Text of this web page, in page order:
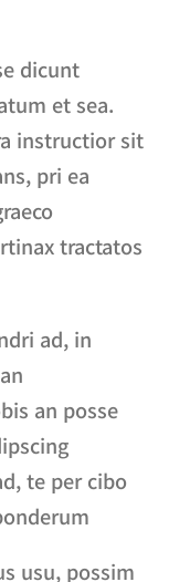
dicunt
et sea.
instructior sit
pri ea
tractatos
ad, in
an posse
te per cibo
usu, possim